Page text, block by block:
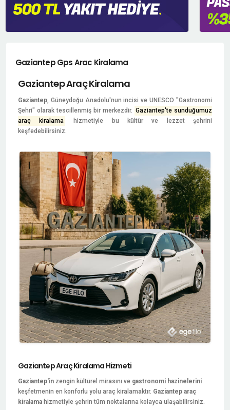
Gaziantep Gps Arac Kiralama
Gaziantep Araç Kiralama
Gaziantep, Güneydoğu Anadolu'nun incisi ve UNESCO "Gastronomi
Şehri" olarak tescillenmiş bir merkezdir. Gaziantep'te sunduğumuz
araç kiralama
hizmetiyle bu kültür ve lezzet şehrini
keşfedebilirsiniz.
Gaziantep Araç Kiralama Hizmeti
Gaziantep'in zengin kültürel mirasını ve gastronomi hazinelerini
keşfetmenin en konforlu yolu araç kiralamaktır. Gaziantep araç
kiralama hizmetiyle şehrin tüm noktalarına kolayca ulaşabilirsiniz.